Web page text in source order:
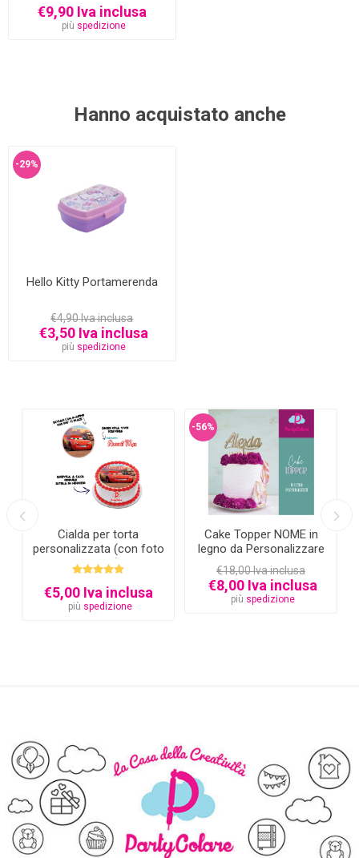
€9,90 Iva inclusa
più spedizione
Hanno acquistato anche
-29%
Hello Kitty Portamerenda
€4,90 Iva inclusa
€3,50 Iva inclusa
più spedizione
Cialda per torta
personalizzata (con foto
e testo)
€5,00 Iva inclusa
più spedizione
-56%
Cake Topper NOME in
legno da Personalizzare
€18,00 Iva inclusa
€8,00 Iva inclusa
più spedizione